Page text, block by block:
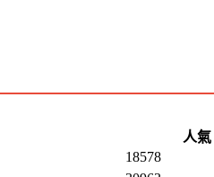
人氣
18578